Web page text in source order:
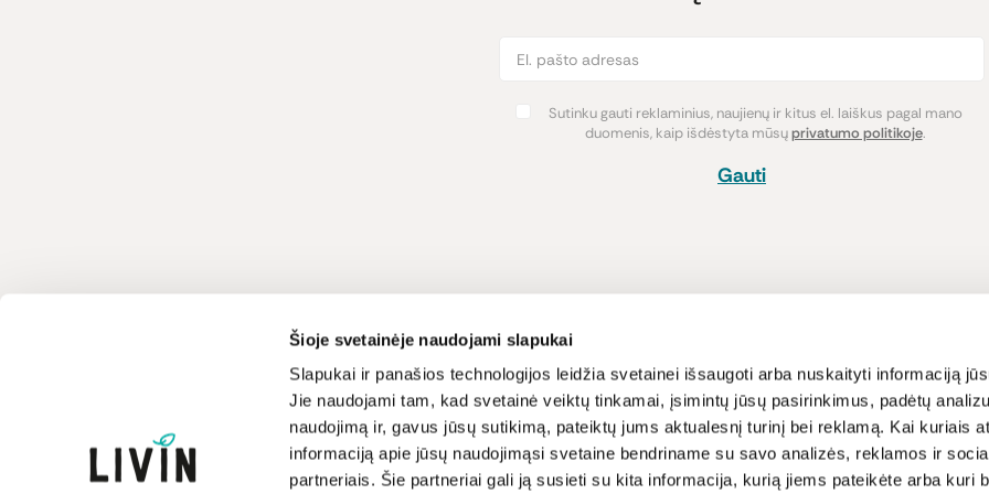
Šioje svetainėje naudojami slapukai
Slapukai ir panašios technologijos leidžia svetainei išsaugoti arba nuskaityti informaciją
Jie naudojami tam, kad svetainė veiktų tinkamai, įsimintų jūsų pasirinkimus, padėtų
naudojimą ir, gavus jūsų sutikimą, pateiktų jums aktualesnį turinį bei reklamą. Kai kuriais
informaciją apie jūsų naudojimąsi svetaine bendriname su savo analizės, reklamos ir
partneriais. Šie partneriai gali ją susieti su kita informacija, kurią jiems pateikėte arba kuri
Sutinku gauti reklaminius, naujienų ir kitus el. laiškus pagal mano
duomenis, kaip išdėstyta mūsųprivatumo politikoje.
Gauti
Atsakome darbo dienomis
8-17 val.
LIVIN
Apie mus
Kontaktai
Parduotuvės
Prekių ženklai
Atsiskaitymo būdai
Pristatymas
Prekių grąžinimas
Lojalumo
Naujienos ir
Receptai
Sąlygos ir